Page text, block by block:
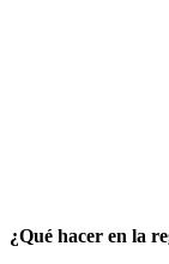
¿Qué hacer en la